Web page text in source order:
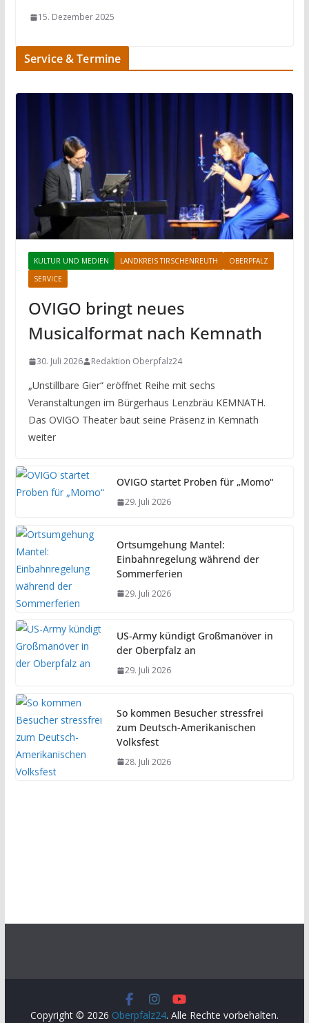
15. Dezember 2025
Service & Termine
KULTUR UND MEDIEN LANDKREIS TIRSCHENREUTH
OBERPFALZ
SERVICE
OVIGO bringt neues
Musicalformat nach Kemnath
30. Juli 2026 Redaktion Oberpfalz24
„Unstillbare Gier“ eröffnet Reihe mit sechs
Veranstaltungen im Bürgerhaus Lenzbräu KEMNATH.
Das OVIGO Theater baut seine Präsenz in Kemnath
weiter
OVIGO startet Proben für „Momo“
29. Juli 2026
Ortsumgehung Mantel:
Einbahnregelung während der
Sommerferien
29. Juli 2026
US-Army kündigt Großmanöver in
der Oberpfalz an
29. Juli 2026
So kommen Besucher stressfrei
zum Deutsch-Amerikanischen
Volksfest
28. Juli 2026
Copyright © 2026 Oberpfalz24. Alle Rechte vorbehalten.